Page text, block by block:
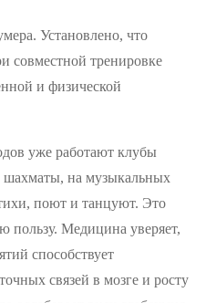
Установлено, что
совместной тренировке
и физической
уже работают клубы
шахматы, на музыкальных
поют и танцуют. Это
пользу. Медицина уверяет,
способствует
связей в мозге и росту